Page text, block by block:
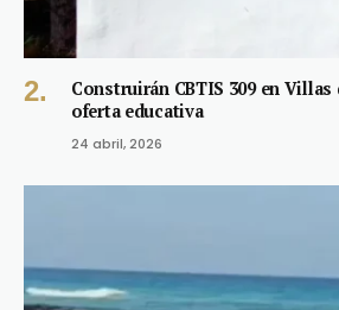
Construirán CBTIS 309 en
oferta educativa
24 abril, 2026